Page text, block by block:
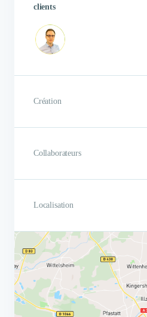
Assistance technique Ingénierie.
Plusieurs nouveaux contacts et une
base de prospection mature.
Vivien BOUTEILLE
clients
Création
Collaborateurs
Localisation